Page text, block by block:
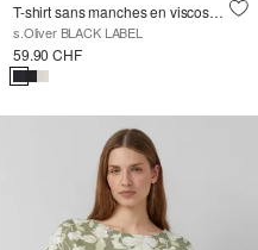
T-shirt sans manches en viscose avec encolure en cascade
s.Oliver BLACK LABEL
59.90 CHF